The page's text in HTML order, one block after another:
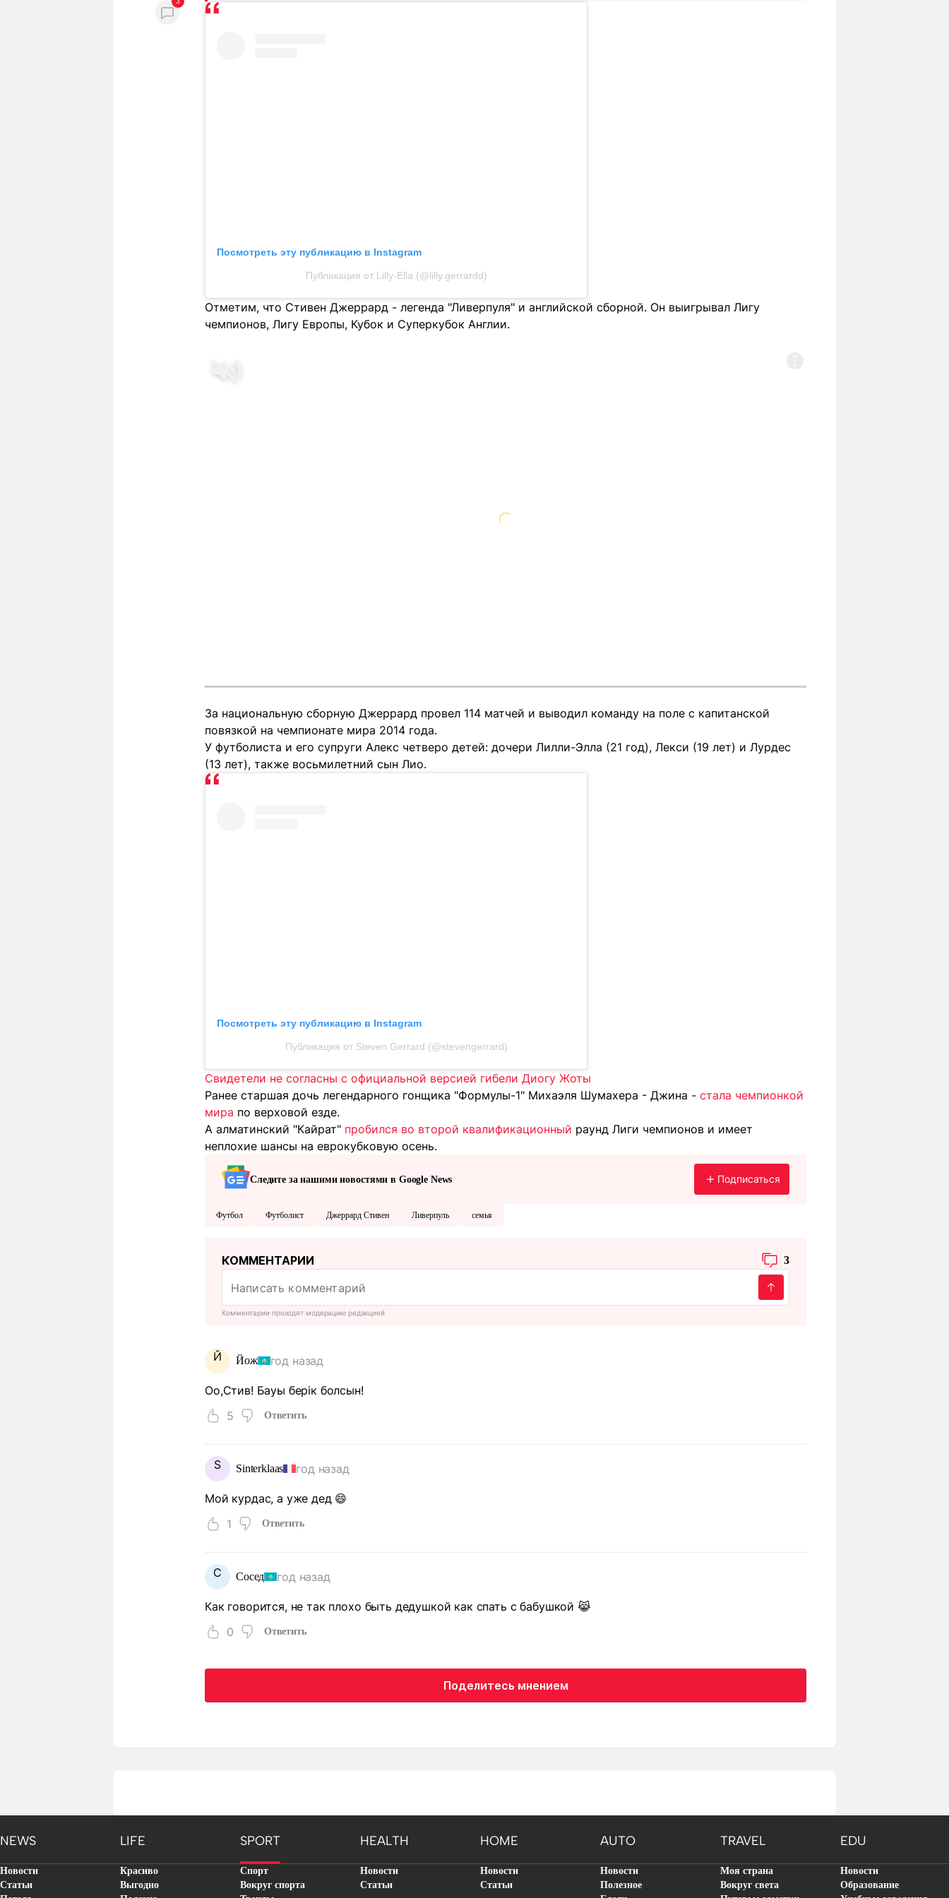
Посмотреть эту публикацию в Instagram
Публикация от Lilly-Ella (@lilly.gerrardd)
Отметим, что Стивен Джеррард - легенда "Ливерпуля" и английской сборной. Он выигрывал Лигу
чемпионов, Лигу Европы, Кубок и Суперкубок Англии.
За национальную сборную Джеррард провел 114 матчей и выводил команду на поле с капитанской
повязкой на чемпионате мира 2014 года.
У футболиста и его супруги Алекс четверо детей: дочери Лилли-Элла (21 год), Лекси (19 лет) и Лурдес
(13 лет), также восьмилетний сын Лио.
Посмотреть эту публикацию в Instagram
Публикация от Steven Gerrard (@stevengerrard)
Свидетели не согласны с официальной версией гибели Диогу Жоты
Ранее старшая дочь легендарного гонщика "Формулы-1" Михаэля Шумахера - Джина - стала чемпионкой
мира по верховой езде.
А алматинский "Кайрат" пробился во второй квалификационный раунд Лиги чемпионов и имеет
неплохие шансы на еврокубковую осень.
Следите за нашими новостями в Google News Подписаться
Футбол Футболист Джеррард Стивен Ливерпуль семья
КОММЕНТАРИИ 3
Комментарии проходят модерацию редакцией
Й Йож год назад
Оо,Стив! Бауы берік болсын!
5
Ответить
S Sinterklaas год назад
Мой курдас, а уже дед 😄
1
Ответить
С Сосед год назад
Как говорится, не так плохо быть дедушкой как спать с бабушкой 😹
0
Ответить
Поделитесь мнением
NEWS LIFE SPORT HEALTH HOME AUTO TRAVEL EDU
Новости
Статьи
Красиво
Выгодно
Спорт
Вокруг спорта
Новости
Статьи
Новости
Статьи
Новости
Полезное
Моя страна
Вокруг света
Новости
Образование